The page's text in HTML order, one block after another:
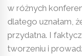
w różnych
dlatego uznałam,
przydatna. I
tworzeniu i